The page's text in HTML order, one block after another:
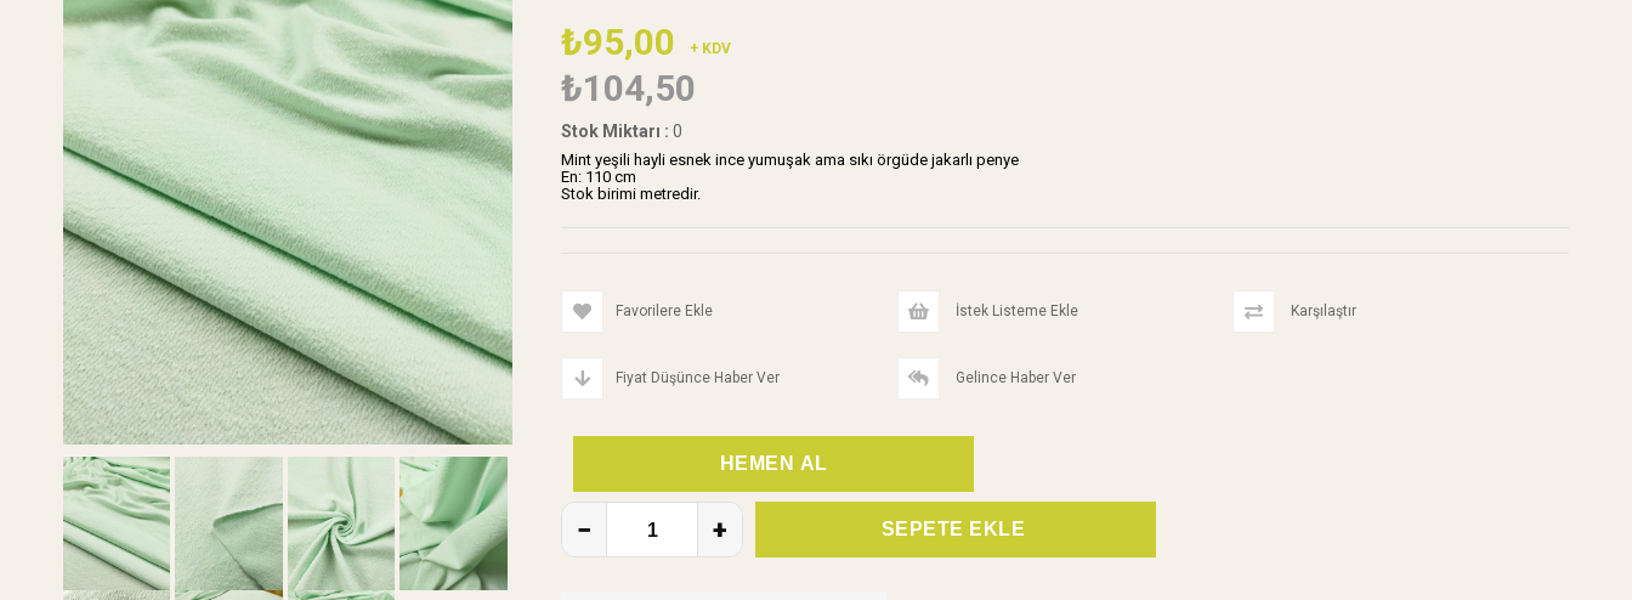
₺95,00 + KDV
₺104,50
Stok Miktarı : 0
Mint yeşili hayli esnek ince yumuşak ama sıkı örgüde jakarlı penye
En: 110 cm
Stok birimi metredir.
Favorilere Ekle İstek Listeme Ekle Karşılaştır
Fiyat Düşünce Haber Ver Gelince Haber Ver